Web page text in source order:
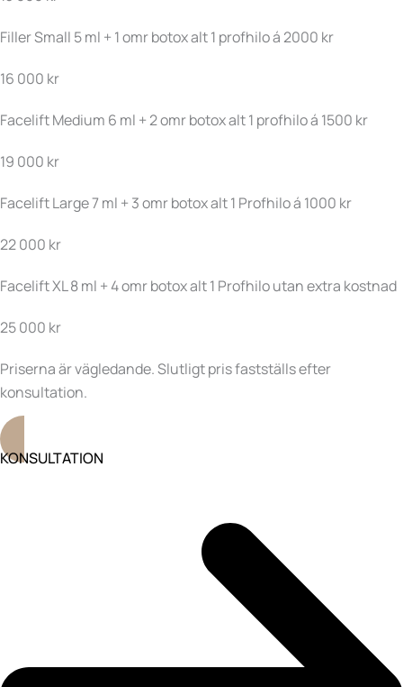
Filler Small 5 ml + 1 omr botox alt 1 profhilo á 2000 kr
16 000 kr
Facelift Medium 6 ml + 2 omr botox alt 1 profhilo á 1500 kr
19 000 kr
Facelift Large 7 ml + 3 omr botox alt 1 Profhilo á 1000 kr
22 000 kr
Facelift XL 8 ml + 4 omr botox alt 1 Profhilo utan extra kostnad
25 000 kr
Priserna är vägledande. Slutligt pris fastställs efter
konsultation.
KONSULTATION